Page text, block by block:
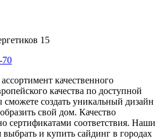
15
70
качественного
качества по доступной
создать уникальный дизайн
свой дом. Качество
сертификатами соответствия. Наши
и купить сайдинг в городах